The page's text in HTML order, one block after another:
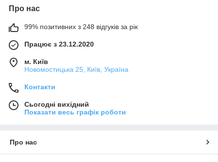
Про нас
99% позитивних з 248 відгуків за рік
Працює з 23.12.2020
м. Київ
Новомостицька 25, Київ, Україна
Контакти
Сьогодні вихідний
Показати весь графік роботи
Про нас